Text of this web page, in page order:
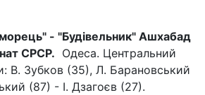
- "Будівельник" Ашхабад
СРСР. Одеса. Центральний
В. Зубков (35), Л. Барановський
(87) - І. Дзагоєв (27).